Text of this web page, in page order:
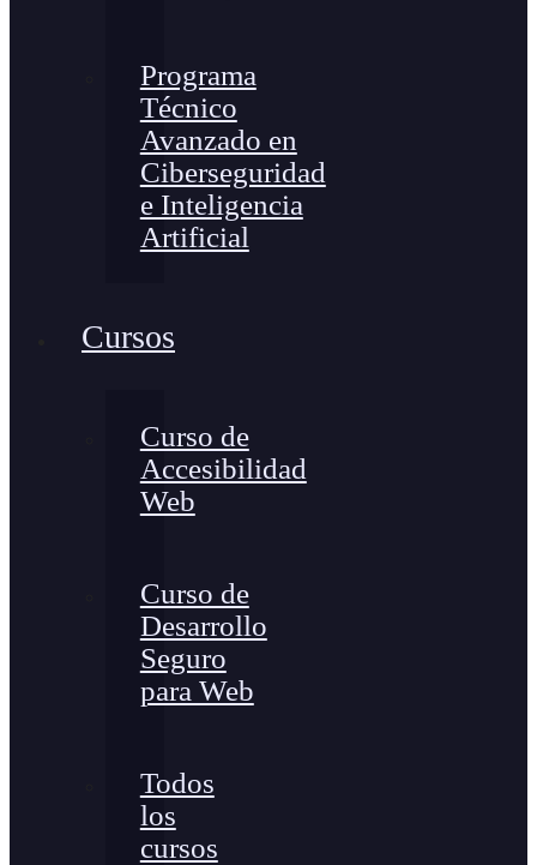
Programa
Técnico
Avanzado en
Ciberseguridad
e Inteligencia
Artificial
Cursos
Curso de
Accesibilidad
Web
Curso de
Desarrollo
Seguro
para Web
Todos
los
cursos